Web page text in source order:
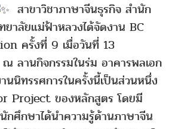
สาขาวิชาภาษาจีนธุรกิจ สำนัก
ยาลัยแม่ฟ้าหลวงได้จัดงาน BC
ครั้งที่ 9 เมื่อวันที่ 13
ลานกิจกรรมในร่ม อาคารพลเอก
นนิทรรศการในครั้งนี้เป็นส่วนหนึ่ง
Project ของหลักสูตร โดยมี
กศึกษาได้นำความรู้ด้านภาษาจีน